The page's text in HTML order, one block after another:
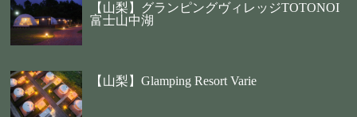
【山梨】グランピングヴィレッジTOTONOI
富士山中湖
【山梨】Glamping Resort Varie